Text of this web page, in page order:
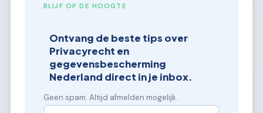
BLIJF OP DE HOOGTE
Ontvang de beste tips over
Privacyrecht en
gegevensbescherming
Nederland direct in je inbox.
Geen spam. Altijd afmelden mogelijk.